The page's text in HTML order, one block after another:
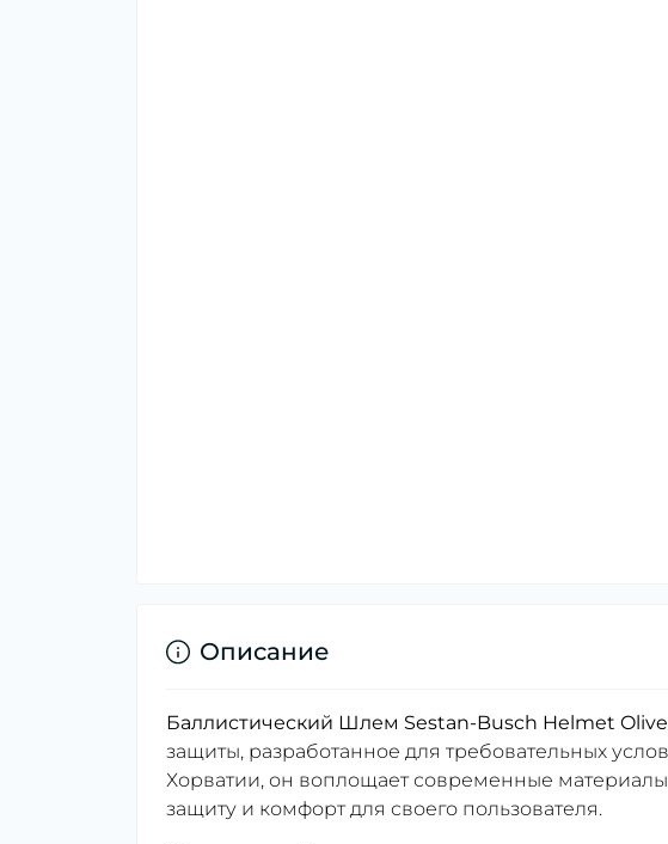
Описание
Баллистический Шлем Sestan-Busch Helmet Olive
защиты, разработанное для требовательных
Хорватии, он воплощает современные
защиту и комфорт для своего пользователя.